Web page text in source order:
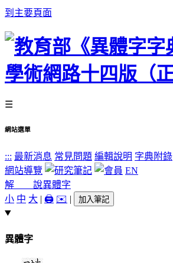
到主要頁面
☰
網站選單
::: 最新消息 常見問題 編輯說明 字典附錄
網站導覽
EN
解 說異體字
小 中 大 | 🖨️ ✉️ | 加入筆記
異體字